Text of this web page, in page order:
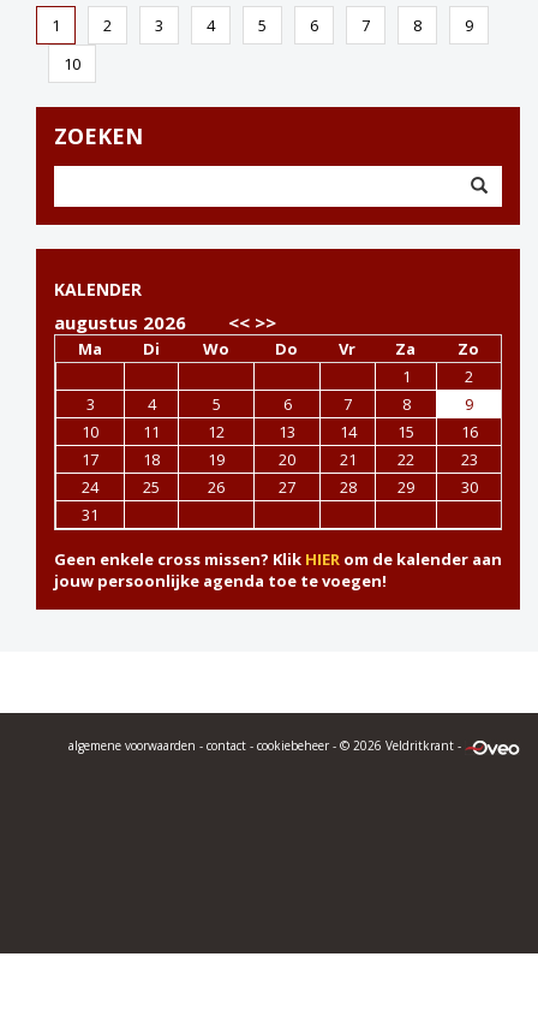
1 2 3 4 5 6 7 8
9
10
ZOEKEN
KALENDER
augustus 2026 << >>
Ma Di Wo Do Vr Za
Zo
1
2
3
4 5 6 7 8
9
10
11 12 13 14 15
16
17
18 19 20 21 22
23
24
25 26 27 28 29
30
31
Geen enkele cross missen? Klik HIER om de kalender aan
jouw persoonlijke agenda toe te voegen!
algemene voorwaarden - contact - cookiebeheer - © 2026 Veldritkrant -